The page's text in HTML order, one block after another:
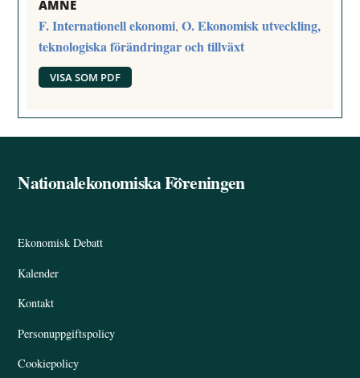
ÄMNE
F. Internationell ekonomi,O. Ekonomisk utveckling,
teknologiska förändringar och tillväxt
VISA SOM PDF
Back
Nationalekonomiska Föreningen
Ekonomisk Debatt
Kalender
Kontakt
Personuppgiftspolicy
Cookiepolicy